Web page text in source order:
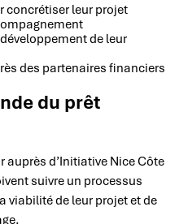
concrétiser leur projet
de leur
des partenaires financiers
du prêt
auprès d’Initiative Nice Côte
suivre un processus
viabilité de leur projet et de